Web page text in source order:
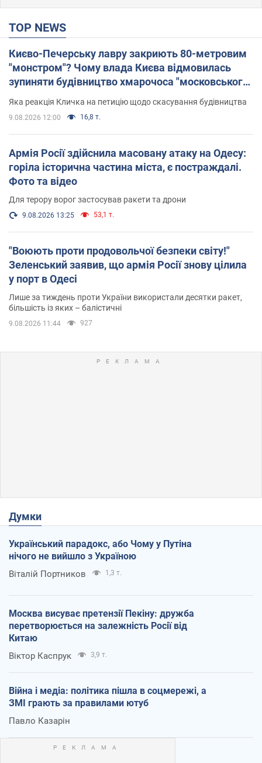
TOP NEWS
Києво-Печерську лавру закриють 80-метровим
"монстром"? Чому влада Києва відмовилась
зупиняти будівництво хмарочоса "московського
вірянина"
Яка реакція Кличка на петицію щодо скасування будівництва
9.08.2026 12:00 16,8 т.
Армія Росії здійснила масовану атаку на Одесу:
горіла історична частина міста, є постраждалі.
Фото та відео
Для терору ворог застосував ракети та дрони
9.08.2026 13:25 53,1 т.
"Воюють проти продовольчої безпеки світу!"
Зеленський заявив, що армія Росії знову цілила
у порт в Одесі
Лише за тиждень проти України використали десятки ракет,
більшість із яких – балістичні
9.08.2026 11:44 927
Думки
Український парадокс, або Чому у Путіна
нічого не вийшло з Україною
Віталій Портников 1,3 т.
Москва висуває претензії Пекіну: дружба
перетворюється на залежність Росії від
Китаю
Віктор Каспрук 3,9 т.
Війна і медіа: політика пішла в соцмережі, а
ЗМІ грають за правилами ютуб
Павло Казарін